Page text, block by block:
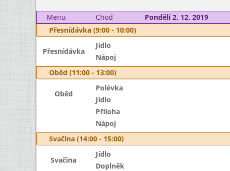
Menu
Chod Pondělí 2. 12. 2019
Přesnídávka (9:00 - 10:00)
Přesnídávka
Jídlo
Nápoj
Oběd (11:00 - 13:00)
Oběd
Polévka
Jídlo
Příloha
Nápoj
Svačina (14:00 - 15:00)
Svačina
Jídlo
Doplněk